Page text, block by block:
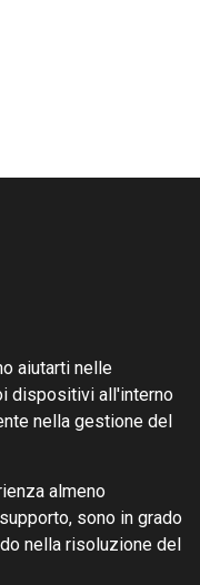
aiutarti nelle
dispositivi all'interno
nella gestione del
almeno
sono in grado
nella risoluzione del